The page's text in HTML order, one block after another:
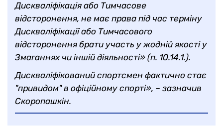
Дискваліфікація або Тимчасове
відсторонення, не має права під час терміну
Дискваліфікації або Тимчасового
відсторонення брати участь у жодній якості у
Змаганнях чи іншій діяльності» (п. 10.14.1.).
Дискваліфікований спортсмен фактично стає
"привидом" в офіційному спорті», – зазначив
Скоропашкін.